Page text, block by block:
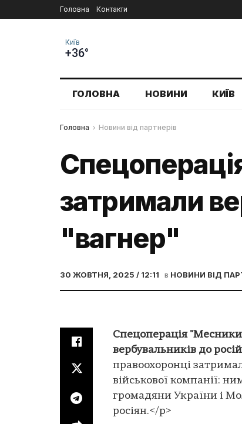
Головна Контакти
Київ
+36°
ГОЛОВНА НОВИНИ КИЇВ
Головна Новини від партнерів
затримали
"вагнер"
30 ЖОВТНЯ, 2025 / 12:11 в НОВИНИ ВІД
Спецоперація "Месники
вербувальників до
правоохоронці
військової компанії:
громадяни України і
росіян.</p>